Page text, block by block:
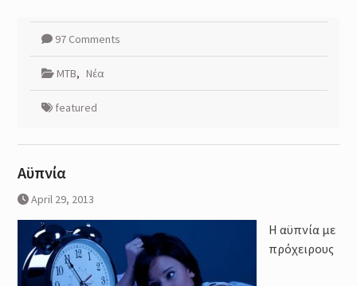
97 Comments
MTB, Νέα
featured
Aϋπνία
April 29, 2013
Η αϋπνία με
πρόχειρους